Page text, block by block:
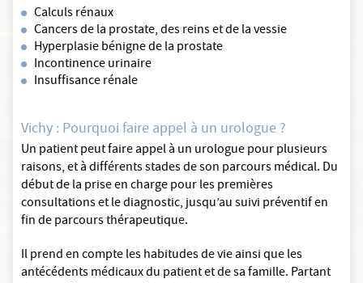
Calculs rénaux
Cancers de la prostate, des reins et de la vessie
Hyperplasie bénigne de la prostate
Incontinence urinaire
Insuffisance rénale
Vichy : Pourquoi faire appel à un urologue ?
Un patient peut faire appel à un urologue pour plusieurs
raisons, et à différents stades de son parcours médical. Du
début de la prise en charge pour les premières
consultations et le diagnostic, jusqu’au suivi préventif en
fin de parcours thérapeutique.
Il prend en compte les habitudes de vie ainsi que les
antécédents médicaux du patient et de sa famille. Partant